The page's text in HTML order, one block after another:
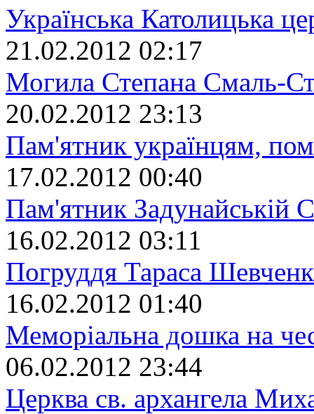
Українська Католицька
21.02.2012 02:17
Могила Степана Смаль-
20.02.2012 23:13
Пам'ятник українцям,
17.02.2012 00:40
Пам'ятник Задунайській
16.02.2012 03:11
Погруддя Тараса
16.02.2012 01:40
Меморіальна дошка на
06.02.2012 23:44
Церква св. архангела